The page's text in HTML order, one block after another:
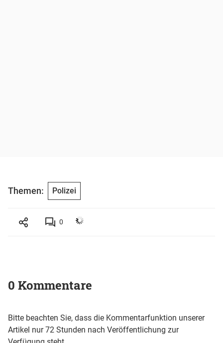
Themen: Polizei
0
0 Kommentare
Bitte beachten Sie, dass die Kommentarfunktion unserer
Artikel nur 72 Stunden nach Veröffentlichung zur